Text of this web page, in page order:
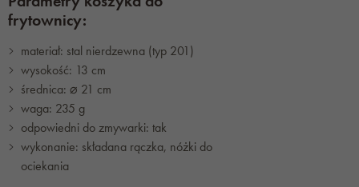
frytownicy:
materiał: stal nierdzewna (typ 201)
wysokość: 13 cm
średnica: ⌀ 21 cm
waga: 235 g
odpowiedni do zmywarki: tak
wykonanie: składana rączka, nóżki do
ociekania